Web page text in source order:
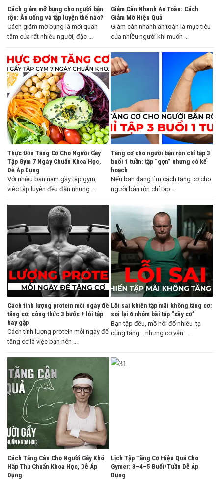
Cách giảm mỡ bụng cho người bận
rộn: Ăn uống và tập luyện thế nào?
Cách giảm mỡ bụng là mối quan
tâm của rất nhiều người, đặc ...
Giảm Cân Nhanh An Toàn: Cách
Giảm Mỡ Hiệu Quả
Giảm cân nhanh an toàn là mục tiêu
của nhiều người khi muốn ...
Thực Đơn Tăng Cơ Cho Người Gầy
Tập Gym 7 Ngày Chuẩn Khoa Học,
Dễ Áp Dụng
Với nhiều bạn nam gầy tập gym,
việc tập luyện đều đặn nhưng ...
Tăng cơ cho người bận rộn chỉ tập 3
buổi 1 tuần: tập “gọn” nhưng có kế
hoạch
Nếu bạn đang tìm cách tăng cơ cho
người bận rộn chỉ tập ...
Cách tính lượng protein mỗi ngày để
tăng cơ: công thức 3 bước + lỗi tập
hay gặp
Cách tính lượng protein mỗi ngày để
tăng cơ là việc bạn nên ...
Lỗi sai khiến tập mãi không tăng cơ:
soi lại 6 nhóm bài tập “xây cơ”
Bạn tập đều, mồ hôi đổ nhiều, tạ
cũng tăng… nhưng cơ vẫn ...
Cách Tăng Cân Cho Người Gầy Khó
Hấp Thu Chuẩn Khoa Học, Dễ Áp
Dụng
Lịch Tập Tăng Cơ Hiệu Quả Cho
Gymer: 3–4–5 Buổi/Tuần Dễ Áp
Dụng